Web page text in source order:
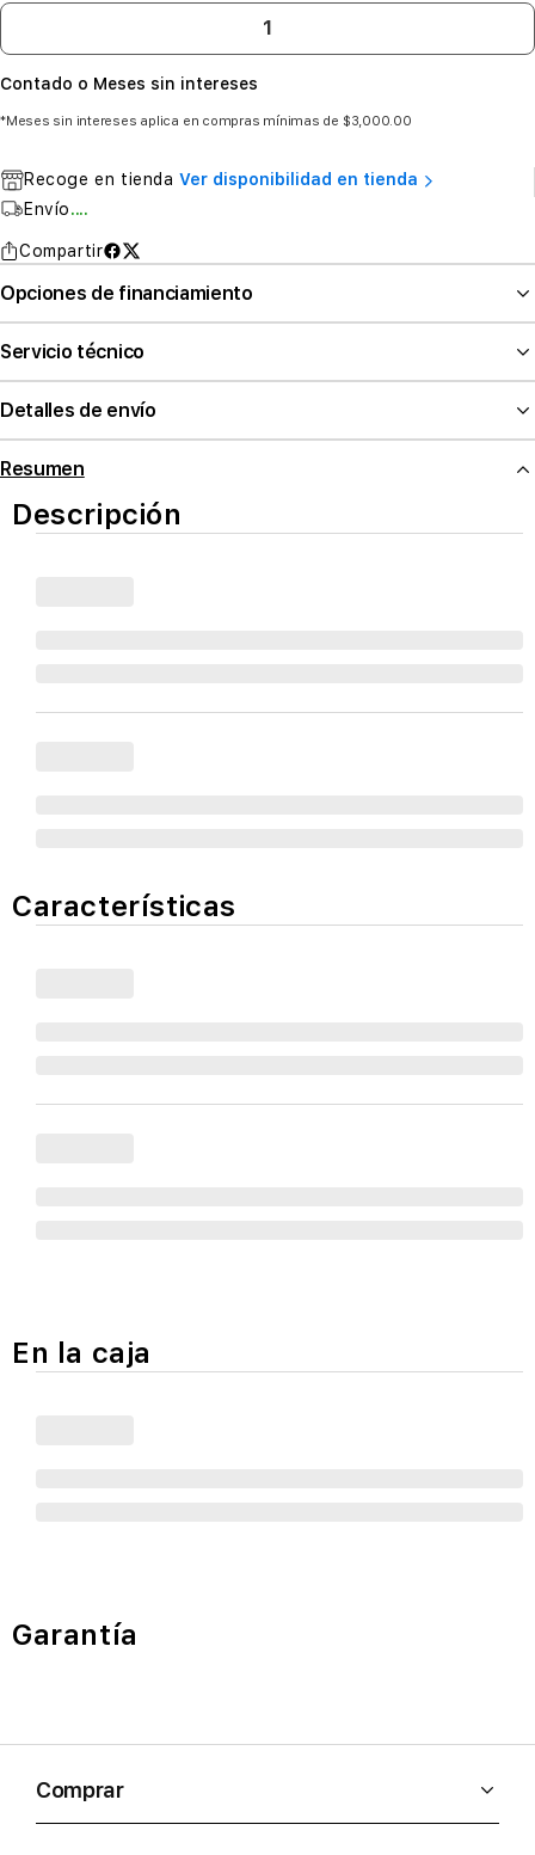
Contado o Meses sin intereses
*Meses sin intereses aplica en compras mínimas de $3,000.00
Recoge en tienda Ver disponibilidad en tienda
Envío....
Compartir
Opciones de financiamiento
Servicio técnico
Detalles de envío
Resumen
Descripción
Características
En la caja
Garantía
Comprar